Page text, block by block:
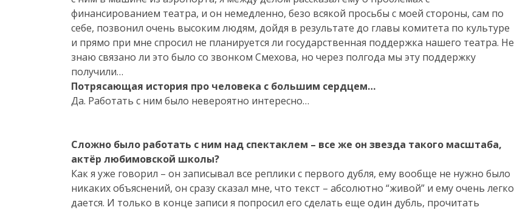
финансированием театра, и он немедленно, безо всякой просьбы с моей стороны, сам по
себе, позвонил очень высоким людям, дойдя в результате до главы комитета по культуре
и прямо при мне спросил не планируется ли государственная поддержка нашего театра. Не
знаю связано ли это было со звонком Смехова, но через полгода мы эту поддержку
получили…
Потрясающая история про человека с большим сердцем…
Да. Работать с ним было невероятно интересно…
Сложно было работать с ним над спектаклем – все же он звезда такого масштаба,
актёр любимовской школы?
Как я уже говорил – он записывал все реплики с первого дубля, ему вообще не нужно было
никаких объяснений, он сразу сказал мне, что текст – абсолютно “живой” и ему очень легко
дается. И только в конце записи я попросил его сделать еще один дубль, прочитать